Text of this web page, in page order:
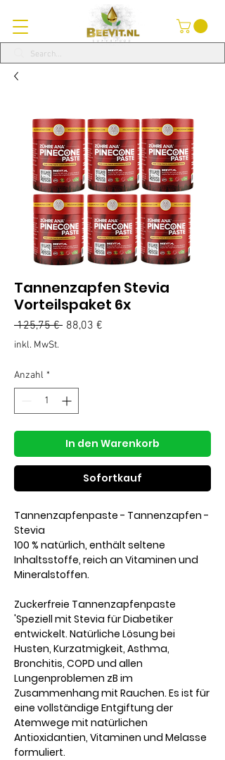
Tannenzapfen Stevia
Vorteilspaket 6x
125,75 € Standardpreis
88,03 €
inkl. MwSt.
Anzahl *
In den Warenkorb
Sofortkauf
Tannenzapfenpaste - Tannenzapfen -
Stevia
100 % natürlich, enthält seltene
Inhaltsstoffe, reich an Vitaminen und
Mineralstoffen.
Zuckerfreie Tannenzapfenpaste
'Speziell mit Stevia für Diabetiker
entwickelt. Natürliche Lösung bei
Husten, Kurzatmigkeit, Asthma,
Bronchitis, COPD und allen
Lungenproblemen zB im
Zusammenhang mit Rauchen. Es ist für
eine vollständige Entgiftung der
Atemwege mit natürlichen
Antioxidantien, Vitaminen und Melasse
formuliert.